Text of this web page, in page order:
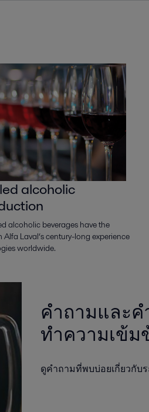
alcoholic
alcoholic beverages have the
Laval‘s century-long experience
worldwide.
คำถามและค
ทำความเข้ม
ดูคำถามที่พบบ่อยเกี่ยวกับ